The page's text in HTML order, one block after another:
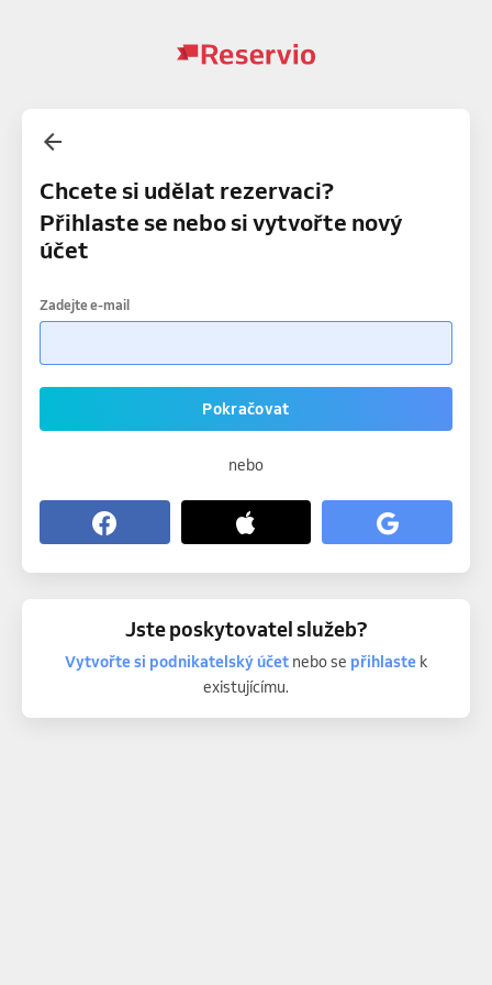
Chcete si udělat rezervaci?
Přihlaste se nebo si vytvořte nový
účet
Zadejte e-mail
Pokračovat
nebo
Jste poskytovatel služeb?
Vytvořte si podnikatelský účetnebo se přihlastek
existujícímu.